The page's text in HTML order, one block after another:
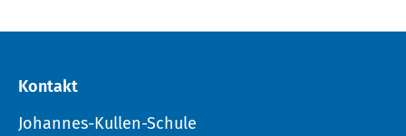
Kontakt
Johannes-Kullen-Schule